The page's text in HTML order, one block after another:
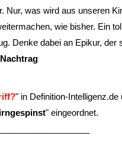
Nur, was wird aus unseren
wie bisher. Ein
Denke dabei an Epikur,
" in Definition-
" eingeordnet.